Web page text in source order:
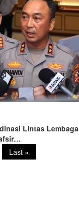
Lintas Lembaga
Last
page
Last »